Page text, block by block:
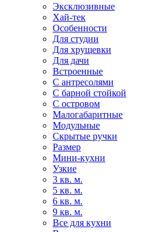
Эксклюзивные
Хай-тек
Особенности
Для студии
Для хрущевки
Для дачи
Встроенные
С антресолями
С барной стойкой
С островом
Малогабаритные
Модульные
Скрытые ручки
Размер
Мини-кухни
Узкие
3 кв. м.
5 кв. м.
6 кв. м.
9 кв. м.
Все для кухни